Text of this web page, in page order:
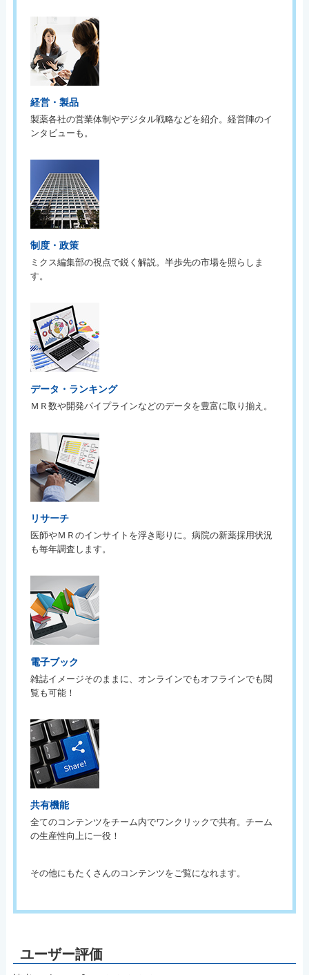
経営・製品
製薬各社の営業体制やデジタル戦略などを紹介。経営陣のイ
ンタビューも。
制度・政策
ミクス編集部の視点で鋭く解説。半歩先の市場を照らしま
す。
データ・ランキング
ＭＲ数や開発パイプラインなどのデータを豊富に取り揃え。
リサーチ
医師やＭＲのインサイトを浮き彫りに。病院の新薬採用状況
も毎年調査します。
電子ブック
雑誌イメージそのままに、オンラインでもオフラインでも閲
覧も可能！
共有機能
全てのコンテンツをチーム内でワンクリックで共有。チーム
の生産性向上に一役！
その他にもたくさんのコンテンツをご覧になれます。